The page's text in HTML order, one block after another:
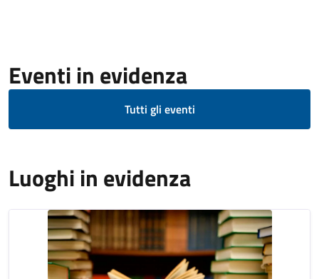
Eventi in evidenza
Tutti gli eventi
Luoghi in evidenza